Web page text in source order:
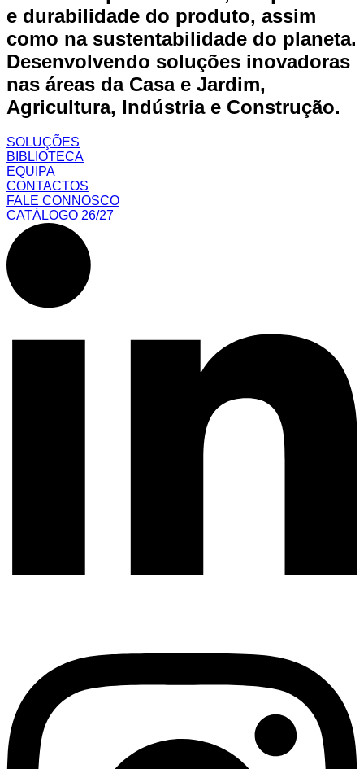
e durabilidade do produto, assim
como na sustentabilidade do planeta.
Desenvolvendo soluções inovadoras
nas áreas da Casa e Jardim,
Agricultura, Indústria e Construção.
SOLUÇÕES
BIBLIOTECA
EQUIPA
CONTACTOS
FALE CONNOSCO
CATÁLOGO 26/27